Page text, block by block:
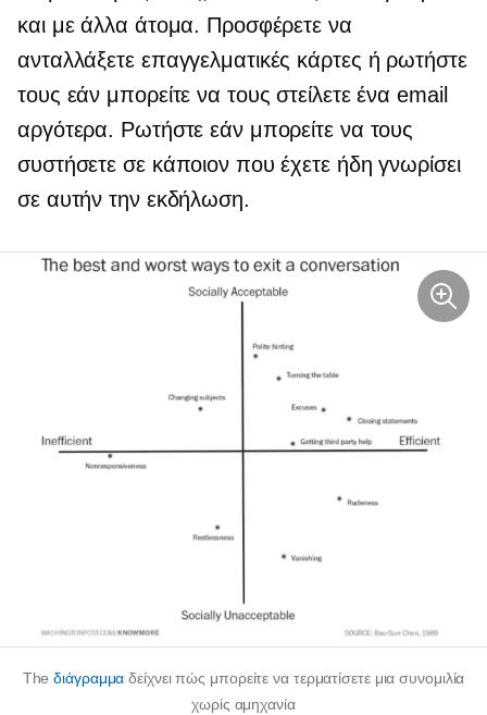
και με άλλα άτομα. Προσφέρετε να
ανταλλάξετε επαγγελματικές κάρτες ή ρωτήστε
τους εάν μπορείτε να τους στείλετε ένα email
αργότερα. Ρωτήστε εάν μπορείτε να τους
συστήσετε σε κάποιον που έχετε ήδη γνωρίσει
σε αυτήν την εκδήλωση.
Theδιάγραμμα δείχνει πώς μπορείτε να τερματίσετε μια συνομιλία
χωρίς αμηχανία